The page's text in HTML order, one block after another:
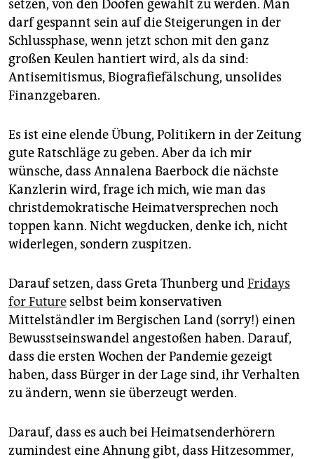
setzen, von den Doofen gewählt zu werden. Man
darf gespannt sein auf die Steigerungen in der
Schlussphase, wenn jetzt schon mit den ganz
großen Keulen hantiert wird, als da sind:
Antisemitismus, Biografiefälschung, unsolides
Finanzgebaren.
Es ist eine elende Übung, Politikern in der Zeitung
gute Ratschläge zu geben. Aber da ich mir
wünsche, dass Annalena Baerbock die nächste
Kanzlerin wird, frage ich mich, wie man das
christdemokratische Heimatversprechen noch
toppen kann. Nicht wegducken, denke ich, nicht
widerlegen, sondern zuspitzen.
Darauf setzen, dass Greta Thunberg undFridays
for Future selbst beim konservativen
Mittelständler im Bergischen Land (sorry!) einen
Bewusstseinswandel angestoßen haben. Darauf,
dass die ersten Wochen der Pandemie gezeigt
haben, dass Bürger in der Lage sind, ihr Verhalten
zu ändern, wenn sie überzeugt werden.
Darauf, dass es auch bei Heimatsenderhörern
zumindest eine Ahnung gibt, dass Hitzesommer,